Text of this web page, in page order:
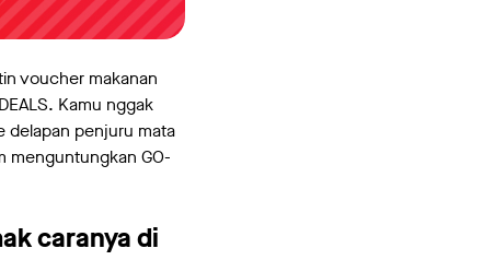
voucher makanan
Kamu nggak
delapan penjuru mata
menguntungkan GO-
caranya di